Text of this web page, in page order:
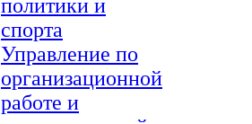
политики и
спорта
Управление по
организационной
работе и